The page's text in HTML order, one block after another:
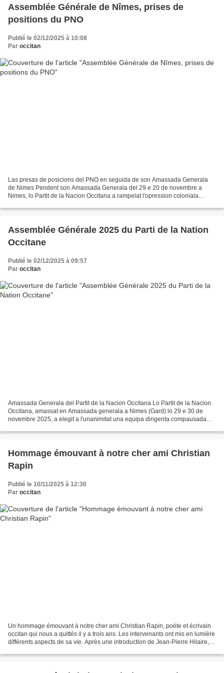
Assemblée Générale de Nîmes, prises de
positions du PNO
Publié le 02/12/2025 à 10:08
Par occitan
Las presas de posicions del PNO en seguida de son Amassada Generala
de Nimes Pendent son Amassada Generala del 29 e 20 de novembre a
Nimes, lo Partit de la Nacion Occitana a rampelat l'opression coloniala
Assemblée Générale 2025 du Parti de la Nation
Occitane
Publié le 02/12/2025 à 09:57
Par occitan
Amassada Generala del Partit de la Nacion Occitana Lo Partit de la Nacion
Occitana, amassat en Amassada generala a Nimes (Gard) lo 29 e 30 de
novembre 2025, a elegit a l'unanimitat una equipa dirigenta compausada
Hommage émouvant à notre cher ami Christian
Rapin
Publié le 10/11/2025 à 12:30
Par occitan
Un hommage émouvant à notre cher ami Christian Rapin, poète et écrivain
occitan qui nous a quittés il y a trois ans. Les intervenants ont mis en lumière
différents aspects de sa vie. Après une introduction de Jean-Pierre Hilaire,